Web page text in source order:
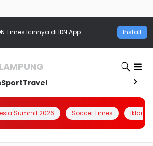
Times lainnya di IDN App Install
LAMPUNG
SportTravel
Summit 2026 Soccer Times Iklanin